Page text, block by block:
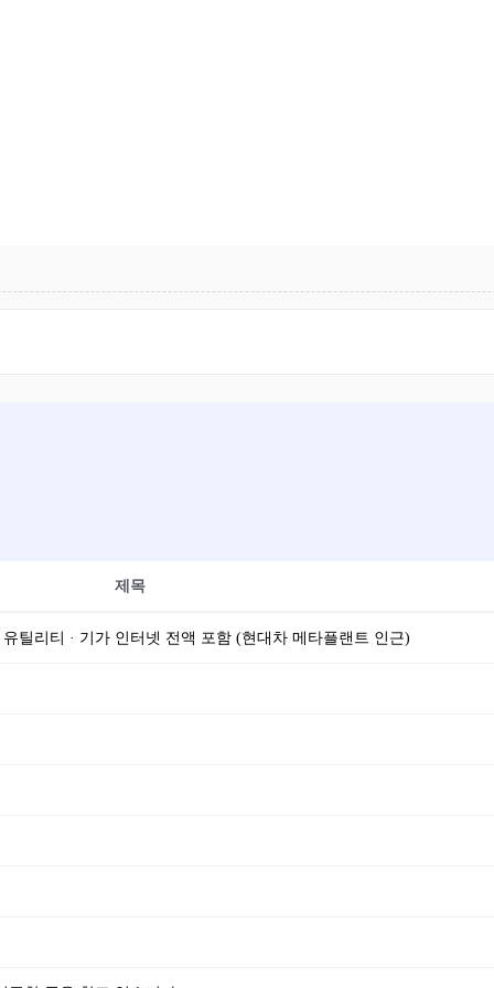
제목
틸리티 · 기가 인터넷 전액 포함 (현대차 메타플랜트 인근)